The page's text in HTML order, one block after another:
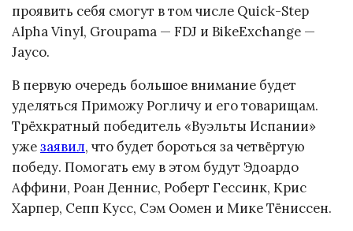
проявить себя смогут в том числе Quick-Step
Alpha Vinyl, Groupama — FDJ и BikeExchange —
Jayco.
В первую очередь большое внимание будет
уделяться Приможу Рогличу и его товарищам.
Трёхкратный победитель «Вуэльты Испании»
ужезаявил, что будет бороться за четвёртую
победу. Помогать ему в этом будут Эдоардо
Аффини, Роан Деннис, Роберт Гессинк, Крис
Харпер, Сепп Кусс, Сэм Оомен и Мике Тёниссен.